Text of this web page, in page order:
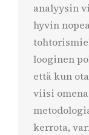
analyysin
hyvin
looginen
että kun
viisi
kerrota,